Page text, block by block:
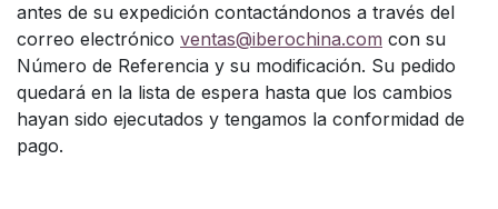
antes de su expedición contactándonos a través del
correo electrónico ventas@iberochina.com con su
Número de Referencia y su modificación. Su pedido
quedará en la lista de espera hasta que los cambios
hayan sido ejecutados y tengamos la conformidad de
pago.